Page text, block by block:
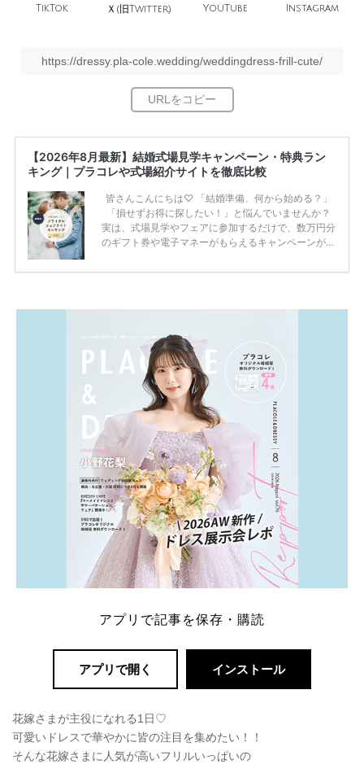
TikTok Ｘ(旧 Twitter) YouTube Instagram
https://dressy.pla-cole.wedding/weddingdress-frill-cute/
【2026年8月最新】結婚式場見学キャンペーン・特典ラン
キング｜プラコレや式場紹介サイトを徹底比較
皆さんこんにちは♡ 「結婚準備、何から始める？」
「損せずお得に探したい！」と悩んでいませんか？
実は、式場見学やフェアに参加するだけで、数万円分
のギフト券や電子マネーがもらえるキャンペーンがあ
ため、比較せずに選ぶと損をしてしまうことも……。
一番お得？」「プラコレの特典は？」といった疑問も
解決します。 まずは診断で候補を絞れる「ウェディ
ング診断」か、体験型 […]続きを読む
アプリで記事を保存・購読
アプリで開く インストール
花嫁さまが主役になれる1日♡
可愛いドレスで華やかに皆の注目を集めたい！！
そんな花嫁さまに人気が高いフリルいっぱいの